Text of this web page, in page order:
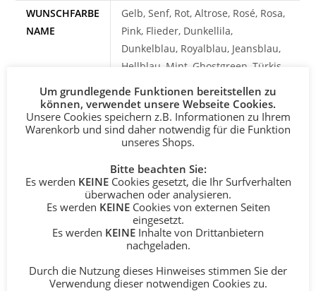
WUNSCHFARBE
NAME
Gelb, Senf, Rot, Altrose, Rosé, Rosa,
Pink, Flieder, Dunkellila,
Dunkelblau, Royalblau, Jeansblau,
Hellblau, Mint, Ghostgreen, Türkis,
Lehm, Taupe, Grau, Schwarz, Weiß
NAME
ZWEIFARBIG
einfarbig – Buchstaben in einem
Farbton, zweifarbig – 1 Buchstabe
in passender Kontrastfarbe
SCHREIBWEISE
gerade, versetzt, künstlerische
Freigabe – gerne entscheiden wir
für Dich und wählen die
Wunschnamen
Um grundlegende Funktionen bereitstellen zu
können, verwendet unsere Webseite Cookies.
Unsere Cookies speichern z.B. Informationen zu Ihrem
Warenkorb und sind daher notwendig für die Funktion
unseres Shops.
Bitte beachten Sie:
Es werden KEINECookies gesetzt, die Ihr Surfverhalten
überwachen oder analysieren.
Es werden KEINECookies von externen Seiten
eingesetzt.
Es werden KEINE Inhalte von Drittanbietern
nachgeladen.
Durch die Nutzung dieses Hinweises stimmen Sie der
Verwendung dieser notwendigen Cookies zu.